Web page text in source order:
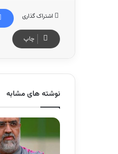
اشتراک گذاری
چاپ
نوشته های مشابه